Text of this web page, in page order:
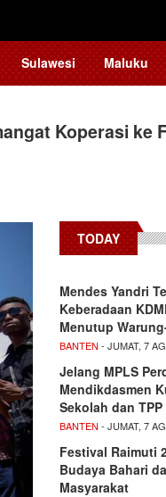
Sulawesi Maluku
Koperasi ke
Indonesia,
TODAY
Mendes Yandri
Keberadaan
Menutup
BANTEN - JUMAT, 7
Jelang MPLS
Mendikdasmen
Sekolah dan TPP
BANTEN - JUMAT, 7
Festival Raimuti
Budaya Bahari
Masyarakat